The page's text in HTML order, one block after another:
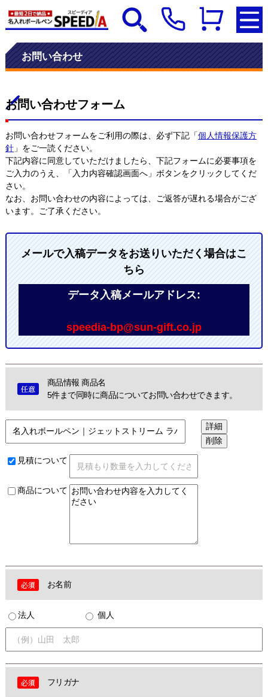
お問い合わせ
お問い合わせフォーム
お問い合わせフォームをご利用の際は、必ず下記「個人情報保護方
針」をご一読ください。
下記内容に同意していただけましたら、下記フォームに必要事項を
ご入力のうえ、「入力内容確認画面へ」ボタンをクリックしてくだ
さい。
なお、お問い合わせの内容によっては、ご返答が遅れる場合がござ
います。ご了承ください。
メールで入稿データをお送りいただく場合はこ
ちら
データ入稿メールアドレス:
speedia-bp@sun-gift.co.jp
商品情報 商品名
5件まで同時に商品についてお問い合わせできます。
見積について
商品について
お名前
法人 個人
フリガナ